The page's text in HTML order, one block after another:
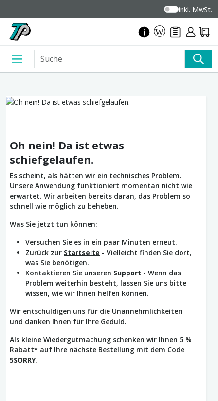
inkl. MwSt.
Oh nein! Da ist etwas
schiefgelaufen.
Es scheint, als hätten wir ein technisches Problem.
Unsere Anwendung funktioniert momentan nicht wie
erwartet. Wir arbeiten bereits daran, das Problem so
schnell wie möglich zu beheben.
Was Sie jetzt tun können:
Versuchen Sie es in ein paar Minuten erneut.
Zurück zur Startseite - Vielleicht finden Sie dort,
was Sie benötigen.
Kontaktieren Sie unseren Support - Wenn das
Problem weiterhin besteht, lassen Sie uns bitte
wissen, wie wir Ihnen helfen können.
Wir entschuldigen uns für die Unannehmlichkeiten
und danken Ihnen für Ihre Geduld.
Als kleine Wiedergutmachung schenken wir Ihnen 5 %
Rabatt* auf Ihre nächste Bestellung mit dem Code
5SORRY.